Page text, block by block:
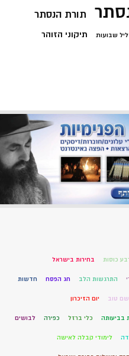
תורת הנסתר
ליל שבועות תיקוני הזוהר
כוסות בחירות בישראל
התרגשות הלב חג הפסח חדשות
טוב יום הזיכרון
בביעותה כלי ברזל כפירה לבושים
לימודי קבלה לאישה